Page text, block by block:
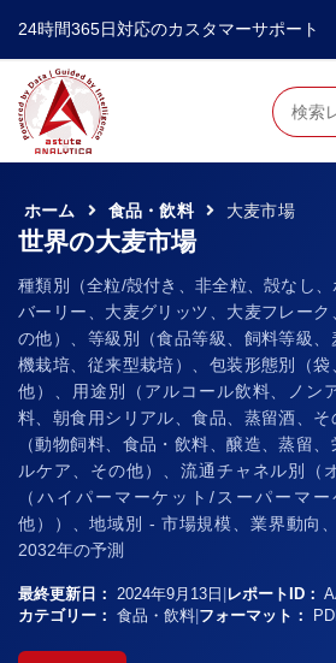
24時間365日対応のカスタマーサポート
ホーム 食品・飲料 大麦市場
世界の大麦市場
種類別（全粒/殻付き、非全粒、殻なし
バーリー、大麦グリッツ、大麦フレー
の他）、等級別（食品等級、飼料等級
機栽培、従来型栽培）、包装形態別（
他）、用途別（アルコール飲料、ノン
料、朝食用シリアル、食品、蒸留酒、そ
（動物飼料、食品・飲料、醸造、蒸留
ルケア、その他）、流通チャネル別（
（ハイパーマーケット/スーパーマ
他））、地域別 - 市場規模、業界動向
2032年の予測
最終更新日： 2024年9月13日 レポートID：
カテゴリー：
食品・飲料 フォーマット：